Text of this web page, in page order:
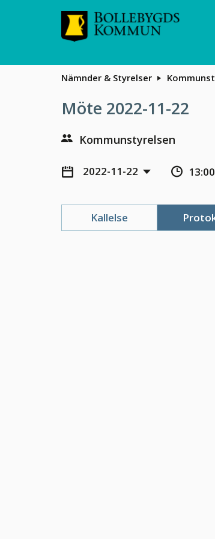
Nämnder & Styrelser
Möte 2022-11-22
Kommunstyrelsen
2022-11-22
Kallelse